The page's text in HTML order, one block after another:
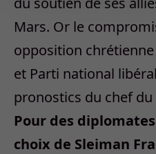
Mars. Or le
opposition chrétienne
et Parti national
pronostics du chef
Pour des
choix de Sleiman